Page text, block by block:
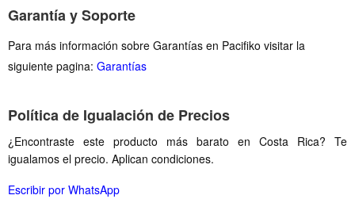
Garantía y Soporte
Para más información sobre Garantías en Pacifiko visitar la
siguiente pagina: Garantías
Política de Igualación de Precios
¿Encontraste este producto más barato en Costa Rica? Te
igualamos el precio. Aplican condiciones.
Escribir por WhatsApp